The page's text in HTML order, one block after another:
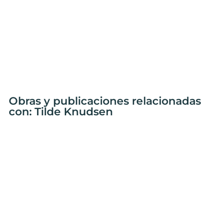
Obras y publicaciones relacionadas
con: Tilde Knudsen